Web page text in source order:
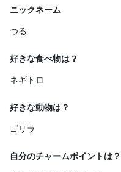
ニックネーム
つる
好きな食べ物は？
ネギトロ
好きな動物は？
ゴリラ
自分のチャームポイントは？